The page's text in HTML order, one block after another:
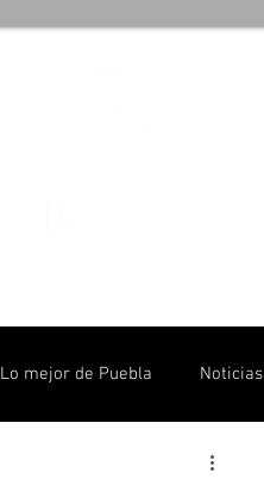
Lo mejor de Puebla Noticias